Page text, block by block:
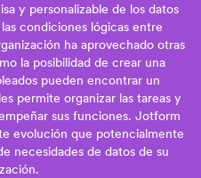
y personalizable de los datos
condiciones lógicas entre
ha aprovechado otras
la posibilidad de crear una
pueden encontrar un
permite organizar las tareas y
sus funciones. Jotform
evolución que potencialmente
necesidades de datos de su